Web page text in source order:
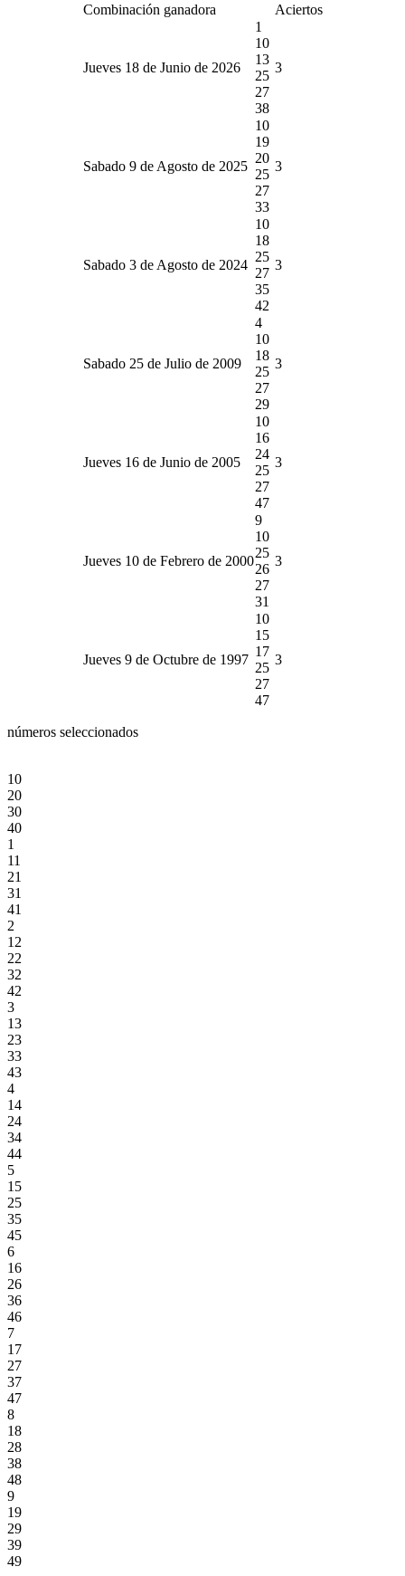
Combinación ganadora Aciertos
Jueves 18 de Junio de 2026
1
10
13
25
27
38
3
Sabado 9 de Agosto de 2025
10
19
20
25
27
33
3
Sabado 3 de Agosto de 2024
10
18
25
27
35
42
3
Sabado 25 de Julio de 2009
4
10
18
25
27
29
3
Jueves 16 de Junio de 2005
10
16
24
25
27
47
3
Jueves 10 de Febrero de 2000
9
10
25
26
27
31
3
Jueves 9 de Octubre de 1997
10
15
17
25
27
47
3
números seleccionados
10
20
30
40
1
11
21
31
41
2
12
22
32
42
3
13
23
33
43
4
14
24
34
44
5
15
25
35
45
6
16
26
36
46
7
17
27
37
47
8
18
28
38
48
9
19
29
39
49